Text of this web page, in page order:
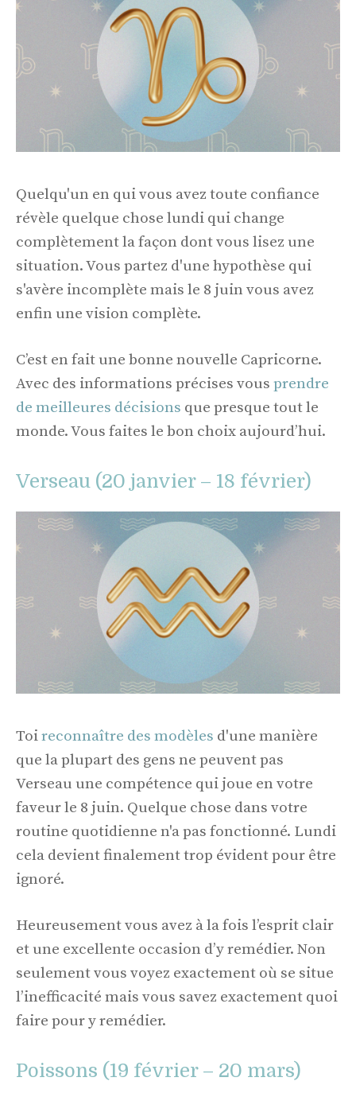
Quelqu'un en qui vous avez toute confiance
révèle quelque chose lundi qui change
complètement la façon dont vous lisez une
situation. Vous partez d'une hypothèse qui
s'avère incomplète mais le 8 juin vous avez
enfin une vision complète.
C’est en fait une bonne nouvelle Capricorne.
Avec des informations précises vous prendre
de meilleures décisions que presque tout le
monde. Vous faites le bon choix aujourd’hui.
Verseau (20 janvier – 18 février)
Toireconnaître des modèles d'une manière
que la plupart des gens ne peuvent pas
Verseau une compétence qui joue en votre
faveur le 8 juin. Quelque chose dans votre
routine quotidienne n'a pas fonctionné. Lundi
cela devient finalement trop évident pour être
ignoré.
Heureusement vous avez à la fois l’esprit clair
et une excellente occasion d’y remédier. Non
seulement vous voyez exactement où se situe
l’inefficacité mais vous savez exactement quoi
faire pour y remédier.
Poissons (19 février – 20 mars)